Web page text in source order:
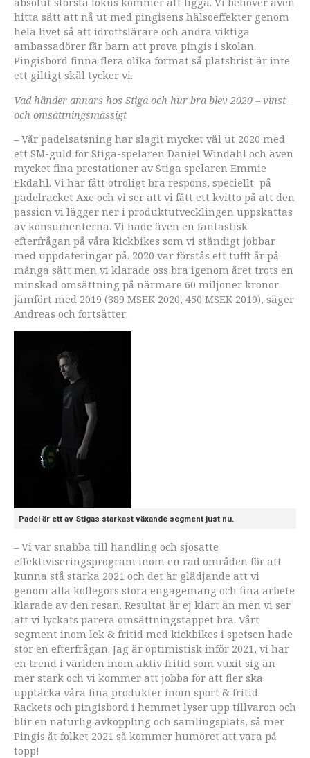
hitta sätt att nå ut med pingisens hälsoeffekter genom
hela livet så att idrottslärare och andra viktiga
ambassadörer får barn att prova pingis i skolan.
Pingisbord finna flera olika format så platsbrist är inte
ett giltigt skäl tycker vi.
Vad händer annars hos Stiga och hur bra blev 2020 – vinst-
och omsättningsmässigt
– Vår padelsatsning har slagit mycket väl ut 2020 med
ett SM-guld för Stiga-spelaren Daniel Windahl och även
mycket fina prestationer av Stiga spelaren Emmie
Ekdahl. Vi har fått otroligt bra respons, speciellt på
padelracket Axe och vi ser att vi fått ett kvitto på att den
passion vi lägger ner i produktutvecklingen uppskattas
av konsumenterna. Vi hade även en fantastisk
efterfrågan på våra kickbikes som vi ständigt jobbar
med uppdateringar på. 2020 var förstås ett tufft år på
många sätt men vi klarade oss bra igenom året trots en
minskad omsättning på närmare 60 miljoner kronor
jämfört med 2019 (389 MSEK 2020, 450 MSEK 2019), säger
Andreas och fortsätter:
Padel är ett av Stigas starkast växande segment just nu.
– Vi var snabba till handling och sjösatte
effektiviseringsprogram inom en rad områden för att
kunna stå starka 2021 och det är glädjande att vi
genom alla kollegors stora engagemang och fina arbete
klarade av den resan. Resultat är ej klart än men vi ser
att vi lyckats parera omsättningstappet bra. Vårt
segment inom lek & fritid med kickbikes i spetsen hade
stor en efterfrågan. Jag är optimistisk inför 2021, vi har
en trend i världen inom aktiv fritid som vuxit sig än
mer stark och vi kommer att jobba för att fler ska
upptäcka våra fina produkter inom sport & fritid.
Rackets och pingisbord i hemmet lyser upp tillvaron och
blir en naturlig avkoppling och samlingsplats, så mer
Pingis åt folket 2021 så kommer humöret att vara på
topp!